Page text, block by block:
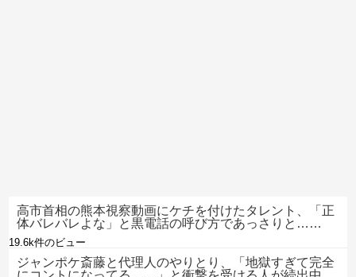
高市首相の熊本視察動画にケチを付けたタレント、「正
体バレバレよな」と黒電話の呼び方であっさりと……
19.6k件のビュー
ジャンポケ斎藤と代理人のやりとり、「地獄すぎて完全